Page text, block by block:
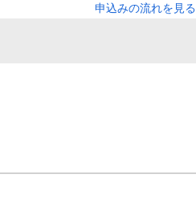
申込みの流れを見る